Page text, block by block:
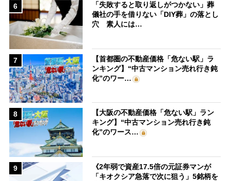
6
「失敗すると取り返しがつかない」葬
儀社の手を借りない「DIY葬」の落とし
穴 素人には…
7
【首都圏の不動産価格「危ない駅」ラ
ンキング】“中古マンション売れ行き鈍
化”のワー…
8
【大阪の不動産価格「危ない駅」ラン
キング】“中古マンション売れ行き鈍
化”のワース…
9
《2年弱で資産17.5倍の元証券マンが
「キオクシア急落で次に狙う」5銘柄を